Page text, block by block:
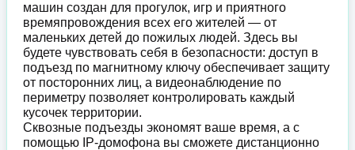
машин создан для прогулок, игр и приятного
времяпровождения всех его жителей — от
маленьких детей до пожилых людей. Здесь вы
будете чувствовать себя в безопасности: доступ в
подъезд по магнитному ключу обеспечивает защиту
от посторонних лиц, а видеонаблюдение по
периметру позволяет контролировать каждый
кусочек территории.
Сквозные подъезды экономят ваше время, а с
помощью IP-домофона вы сможете дистанционно